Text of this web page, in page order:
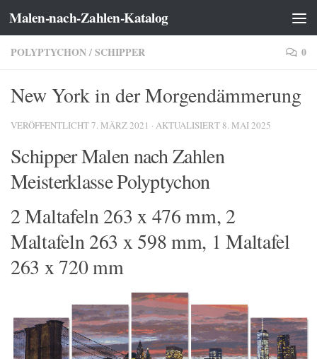
Zum Inhalt springen
Malen-nach-Zahlen-Katalog
POLYPTYCHON/SCHIPPER 0
New York in der Morgendämmerung
VERÖFFENTLICHT7. MÄRZ 2021 · AKTUALISIERT 8. MAI 2025
Schipper Malen nach Zahlen
Meisterklasse Polyptychon
2 Maltafeln 263 x 476 mm, 2
Maltafeln 263 x 598 mm, 1 Maltafel
263 x 720 mm